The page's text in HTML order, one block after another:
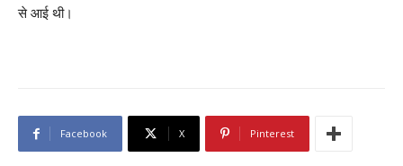
से आई थी।
Facebook X Pinterest